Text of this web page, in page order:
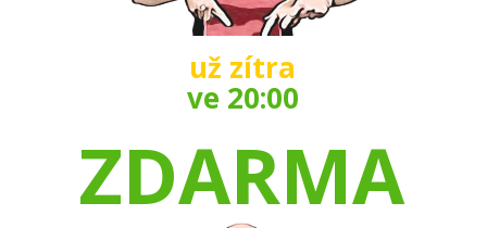
už zítra
ve 20:00
ZDARMA